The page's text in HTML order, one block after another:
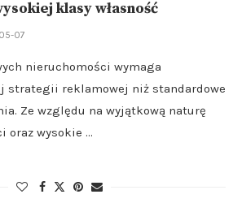
klasy własność
07
nieruchomości wymaga
strategii reklamowej niż standardowe
Ze względu na wyjątkową naturę
oraz wysokie …